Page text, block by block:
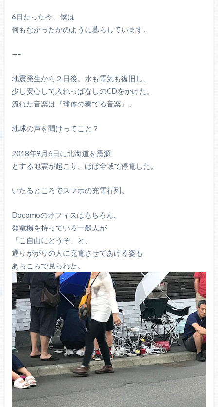
6日たった今、僕は
何もなかったかのように暮らしています。
—–
地震発生から２日後。水も電気も復旧し、
少し安心して入れっぱなしのCDをかけた。
流れた音楽は『球体の奏でる音楽』。
地球の声を聞けってこと？
2018年9月6日に北海道を震源
とする地震が起こり、ほぼ全域で停電した。
いたるところでスマホの充電行列。
Docomoのオフィスはもちろん、
発電機を持っている一般人が
「ご自由にどうぞ」と、
通りががりの人に充電させてあげる姿も
あちこちで見られた。